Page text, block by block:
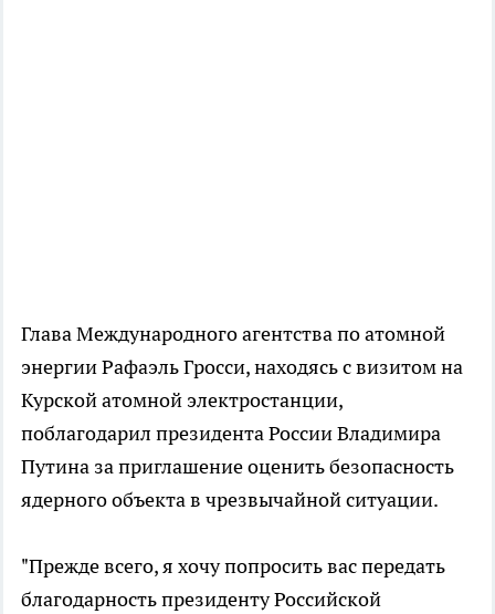
Глава Международного агентства по атомной
энергии Рафаэль Гросси, находясь с визитом на
Курской атомной электростанции,
поблагодарил президента России Владимира
Путина за приглашение оценить безопасность
ядерного объекта в чрезвычайной ситуации.
"Прежде всего, я хочу попросить вас передать
благодарность президенту Российской